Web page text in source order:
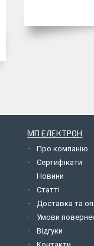
МП ЕЛЕКТРОН
Про компанію
Сертифікати
Новини
Статті
Доставка та
Умови
Відгуки